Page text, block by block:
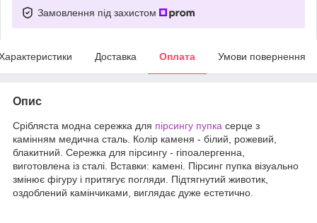
Замовлення під захистом
Доставка Оплата Умови повернення
Опис
Срібляста модна сережка для пірсингу пупка серце з
камінням медична сталь. Колір каменя - білий, рожевий,
блакитний. Сережка для пірсингу - гіпоалергенна,
виготовлена із сталі. Вставки: камені. Пірсинг пупка візуально
змінює фігуру і притягує погляди. Підтягнутий животик,
оздоблений камінчиками, виглядає дуже естетично.